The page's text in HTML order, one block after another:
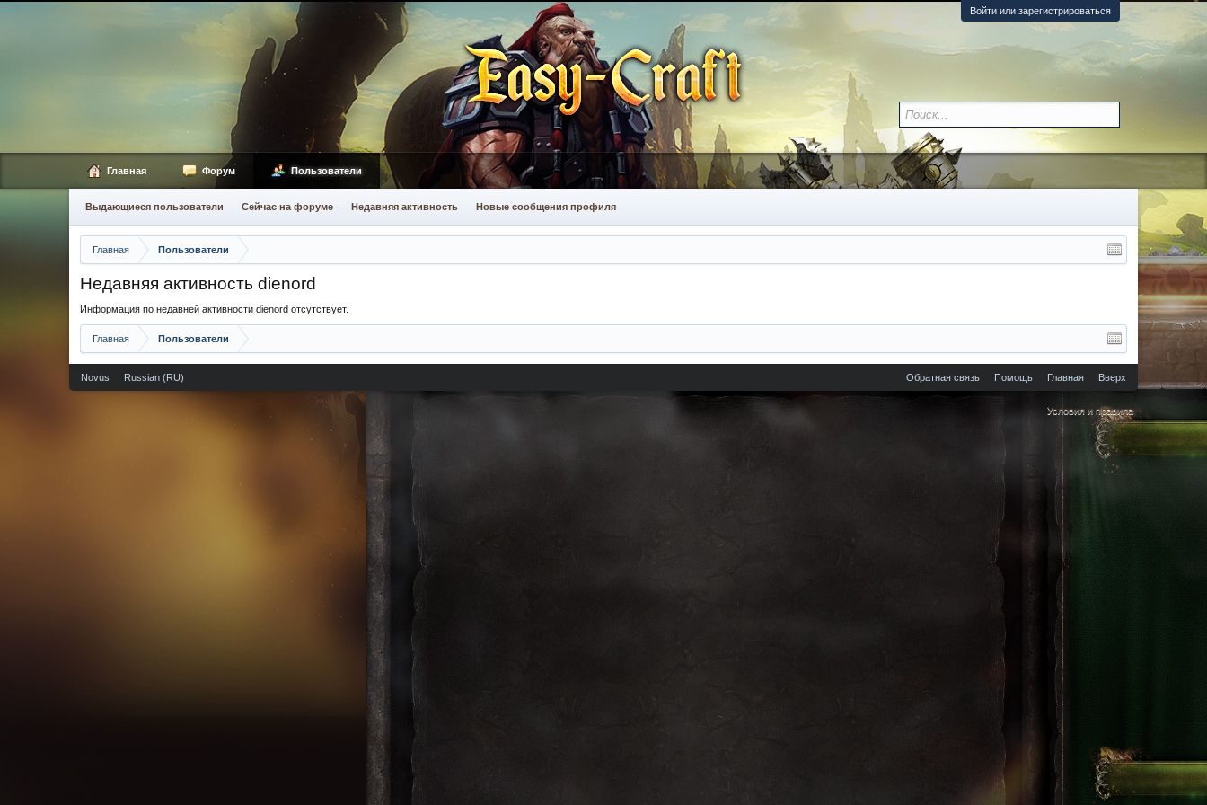
Войти или зарегистрироваться
Главная Пользователи
Недавняя активность dienord
Информация по недавней активности dienord отсутствует.
Главная Пользователи
Главная Форум Пользователи
Выдающиеся пользователи Сейчас на форуме Недавняя активность Новые сообщения профиля
Novus Russian (RU) Обратная связь Помощь Главная Вверх
Условия и правила